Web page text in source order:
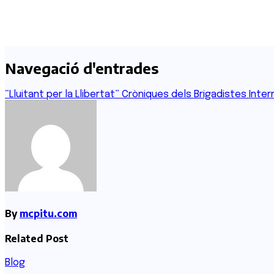
Navegació d'entrades
“Lluitant per la Llibertat” Cròniques dels Brigadistes
By mcpitu.com
Related Post
Blog